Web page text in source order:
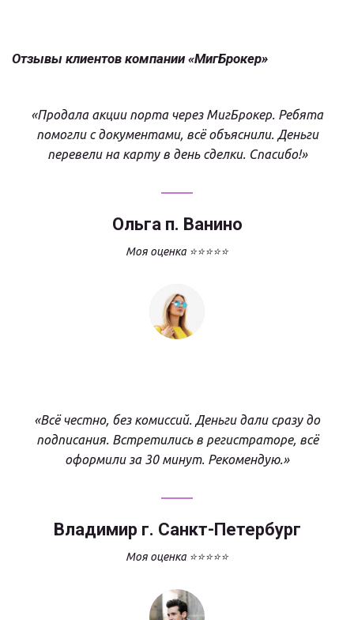
Отзывы клиентов компании «МигБрокер»
«Продала акции порта через МигБрокер. Ребята
помогли с документами, всё объяснили. Деньги
перевели на карту в день сделки. Спасибо!»
Ольга п. Ванино
Моя оценка ⭐⭐⭐⭐⭐
«Всё честно, без комиссий. Деньги дали сразу до
подписания. Встретились в регистраторе, всё
оформили за 30 минут. Рекомендую.»
Владимир г. Санкт-Петербург
Моя оценка ⭐⭐⭐⭐⭐